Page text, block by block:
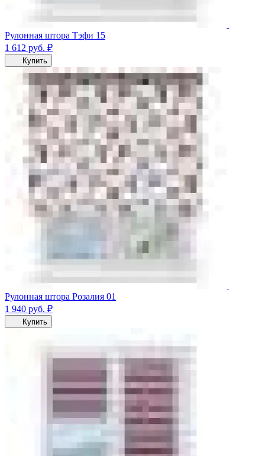
Рулонная штора Тэфи 15
1 612 руб. ₽
Купить
Рулонная штора Розалия 01
1 940 руб. ₽
Купить